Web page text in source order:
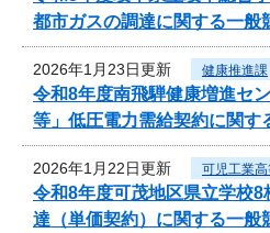
都市ガスの調達に関する一般
2026年1月23日更新 健康推進課
令和8年度南飛騨健康増進セ
等」低圧電力需給契約に関す
2026年1月22日更新 可児工業
令和8年度可茂地区県立学校8
達（単価契約）に関する一般